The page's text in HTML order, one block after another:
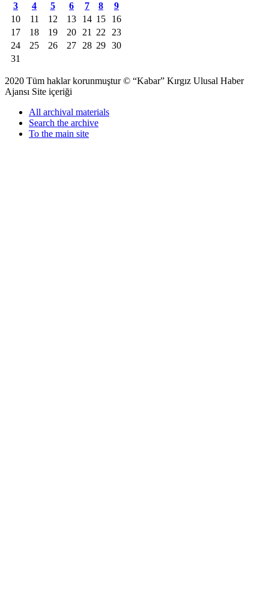
3
4 5 6 7 8
9
10
11 12 13 14 15
16
17
18 19 20 21 22
23
24
25 26 27 28 29 30
31
2020 Tüm haklar korunmuştur © “Kabar” Kırgız Ulusal Haber
Ajansı Site içeriği
All archival materials
Search the archive
To the main site